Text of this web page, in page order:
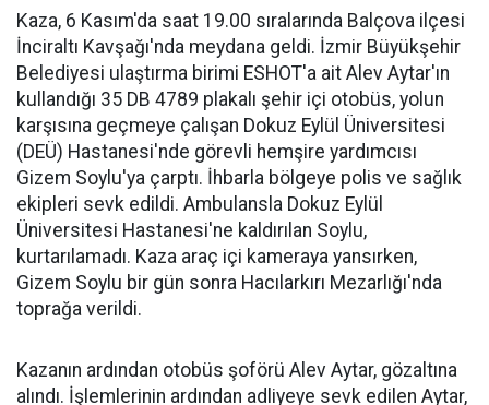
Kaza, 6 Kasım'da saat 19.00 sıralarında Balçova ilçesi
İnciraltı Kavşağı'nda meydana geldi. İzmir Büyükşehir
Belediyesi ulaştırma birimi ESHOT'a ait Alev Aytar'ın
kullandığı 35 DB 4789 plakalı şehir içi otobüs, yolun
karşısına geçmeye çalışan Dokuz Eylül Üniversitesi
(DEÜ) Hastanesi'nde görevli hemşire yardımcısı
Gizem Soylu'ya çarptı. İhbarla bölgeye polis ve sağlık
ekipleri sevk edildi. Ambulansla Dokuz Eylül
Üniversitesi Hastanesi'ne kaldırılan Soylu,
kurtarılamadı. Kaza araç içi kameraya yansırken,
Gizem Soylu bir gün sonra Hacılarkırı Mezarlığı'nda
toprağa verildi.
Kazanın ardından otobüs şoförü Alev Aytar, gözaltına
alındı. İşlemlerinin ardından adliyeye sevk edilen Aytar,